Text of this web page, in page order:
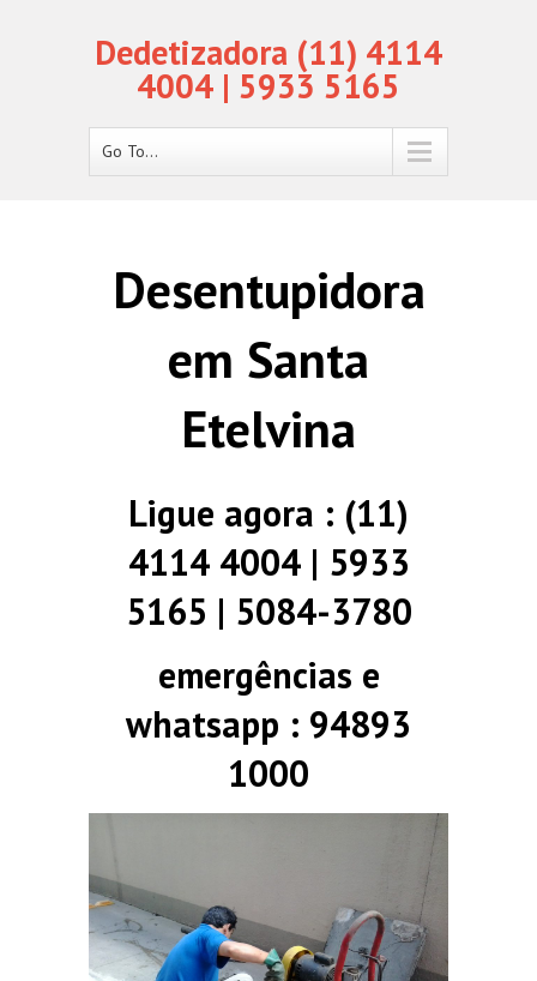
Dedetizadora (11) 4114
4004 | 5933 5165
Go To...
Desentupidora
em Santa
Etelvina
Ligue agora : (11)
4114 4004 | 5933
5165 | 5084-3780
emergências e
whatsapp : 94893
1000